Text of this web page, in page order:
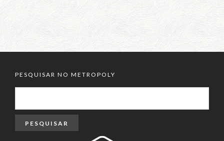
PESQUISAR NO METROPOLY